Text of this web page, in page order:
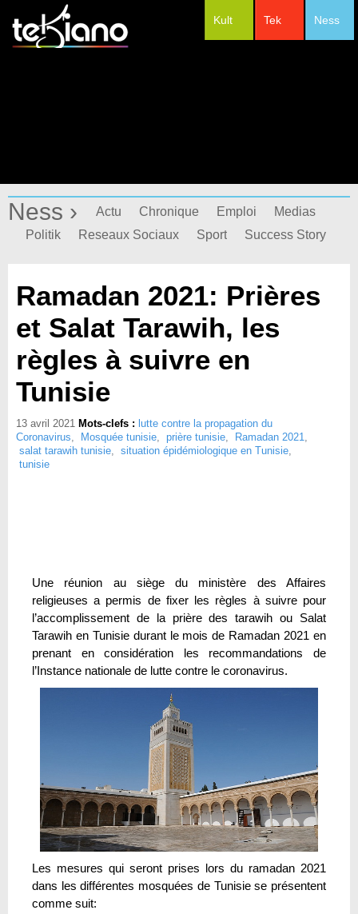
Ness
Tek
Kult
Ness › Actu Chronique Emploi
Medias
Politik
Reseaux Sociaux Sport Success Story
Ramadan 2021: Prières
et Salat Tarawih, les
règles à suivre en
Tunisie
13 avril 2021 Mots-clefs : lutte contre la propagation du
Coronavirus, Mosquée tunisie, prière tunisie, Ramadan 2021,
salat tarawih tunisie, situation épidémiologique en Tunisie,
tunisie
Une réunion au siège du ministère des Affaires
religieuses a permis de fixer les règles à suivre pour
l’accomplissement de la prière des tarawih ou Salat
Tarawih en Tunisie durant le mois de Ramadan 2021 en
prenant en considération les recommandations de
l’Instance nationale de lutte contre le coronavirus.
Les mesures qui seront prises lors du ramadan 2021
dans les différentes mosquées de Tunisie se présentent
comme suit: